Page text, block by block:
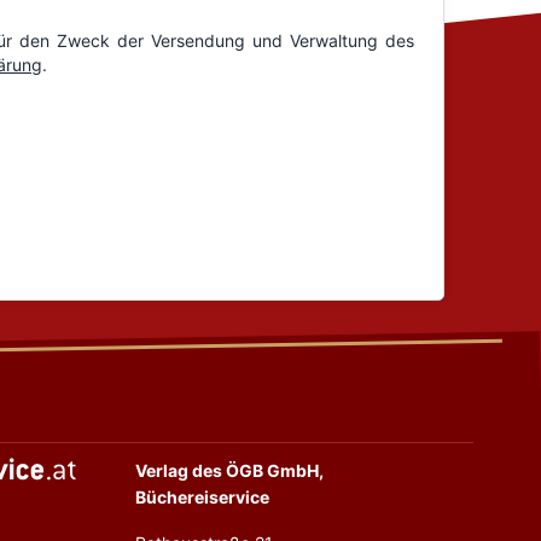
Verlag des ÖGB GmbH,
Büchereiservice